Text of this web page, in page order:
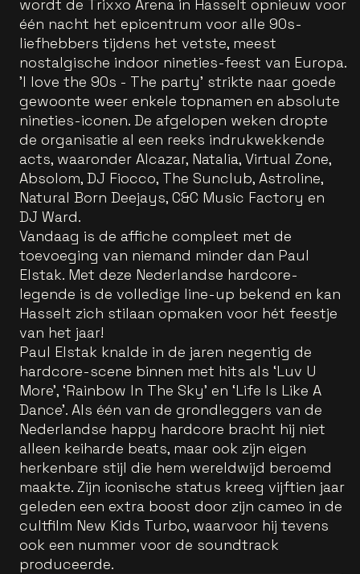
wordt de Trixxo Arena in Hasselt opnieuw voor
één nacht het epicentrum voor alle 90s-
liefhebbers tijdens het vetste, meest
nostalgische indoor nineties-feest van Europa.
'I love the 90s - The party' strikte naar goede
gewoonte weer enkele topnamen en absolute
nineties-iconen. De afgelopen weken dropte
de organisatie al een reeks indrukwekkende
acts, waaronder Alcazar, Natalia, Virtual Zone,
Absolom, DJ Fiocco, The Sunclub, Astroline,
Natural Born Deejays, C&C Music Factory en
DJ Ward.
Vandaag is de affiche compleet met de
toevoeging van niemand minder dan Paul
Elstak. Met deze Nederlandse hardcore-
legende is de volledige line-up bekend en kan
Hasselt zich stilaan opmaken voor hét feestje
van het jaar!
Paul Elstak knalde in de jaren negentig de
hardcore-scene binnen met hits als ‘Luv U
More’, ‘Rainbow In The Sky’ en ‘Life Is Like A
Dance’. Als één van de grondleggers van de
Nederlandse happy hardcore bracht hij niet
alleen keiharde beats, maar ook zijn eigen
herkenbare stijl die hem wereldwijd beroemd
maakte. Zijn iconische status kreeg vijftien jaar
geleden een extra boost door zijn cameo in de
cultfilm New Kids Turbo, waarvoor hij tevens
ook een nummer voor de soundtrack
produceerde.